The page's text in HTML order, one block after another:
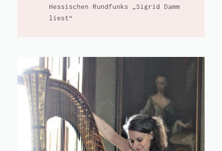
Hessischen Rundfunks „Sigrid Damm
liest“